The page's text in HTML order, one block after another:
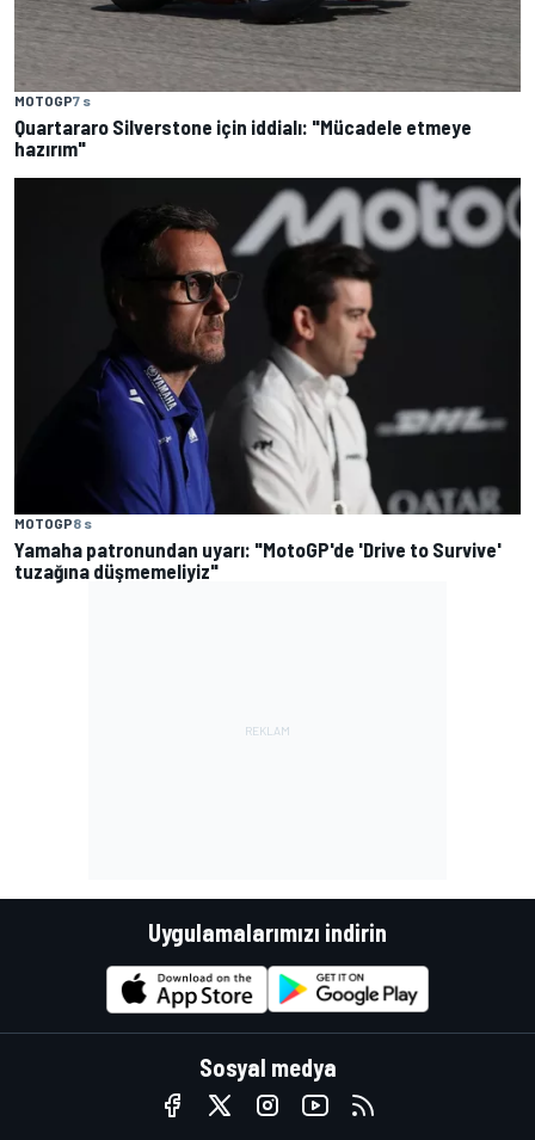
MOTOGP7 s
Quartararo Silverstone için iddialı: "Mücadele etmeye
hazırım"
MOTOGP8 s
Yamaha patronundan uyarı: "MotoGP'de 'Drive to Survive'
tuzağına düşmemeliyiz"
Uygulamalarımızı indirin
Sosyal medya